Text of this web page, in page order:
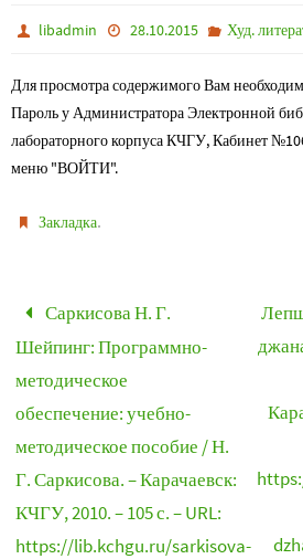
libadmin 28.10.2015 Худ.
Для просмотра содержимого Вам
Пароль у Администратора Электронной
лабораторного корпуса КЧГУ, Кабинет
меню "ВОЙТИ".
Закладка.
Саркисова Н. Г.
Шейпинг: Программно-
методическое
обеспечение: учебно-
методическое пособие / Н.
Г. Саркисова. – Карачаевск:
КЧГУ, 2010. – 105 с. – URL:
https://lib.kchgu.ru/sarkisova-